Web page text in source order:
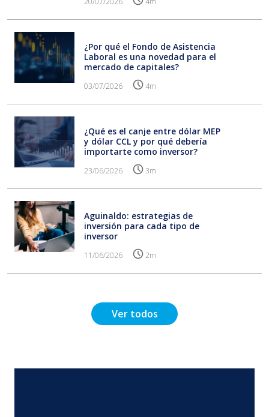
¿Por qué el Fondo de Asistencia
Laboral es una novedad para el
mercado de capitales?
03/07/2026 4m
¿Qué es el canje entre dólar MEP
y dólar CCL y por qué debería
importarte como inversor?
23/06/2026 3m
Aguinaldo: estrategias de
inversión para cada tipo de
inversor
11/06/2026 2m
Ver todos